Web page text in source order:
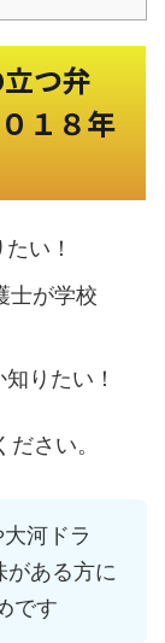
つ弁
１８年
い！
士が学校
りたい！
さい。
河ドラ
がある方に
です